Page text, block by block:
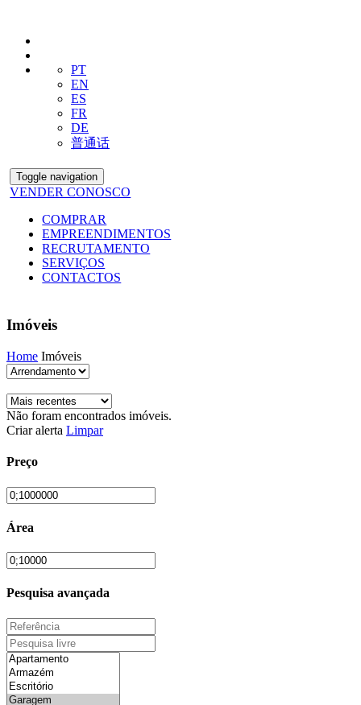
PT
EN
ES
FR
DE
普通话
Toggle navigation
VENDER CONOSCO
COMPRAR
EMPREENDIMENTOS
RECRUTAMENTO
SERVIÇOS
CONTACTOS
Imóveis
Home Imóveis
Não foram encontrados imóveis.
Criar alerta Limpar
Preço
Área
Pesquisa avançada